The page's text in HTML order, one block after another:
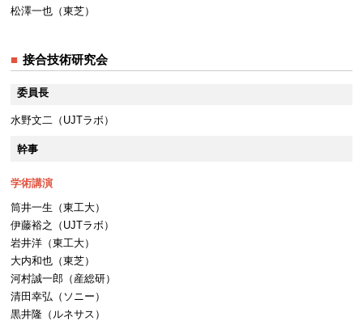
松澤一也（東芝）
接合技術研究会
委員長
水野文二（UJTラボ）
幹事
学術講演
筒井一生（東工大）
伊藤裕之（UJTラボ）
岩井洋（東工大）
大内和也（東芝）
河村誠一郎（産総研）
清田幸弘（ソニー）
黒井隆（ルネサス）